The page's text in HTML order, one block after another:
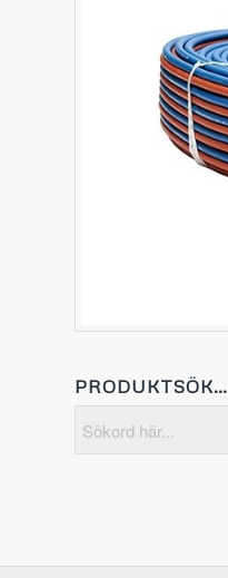
PRODUKTSÖK…